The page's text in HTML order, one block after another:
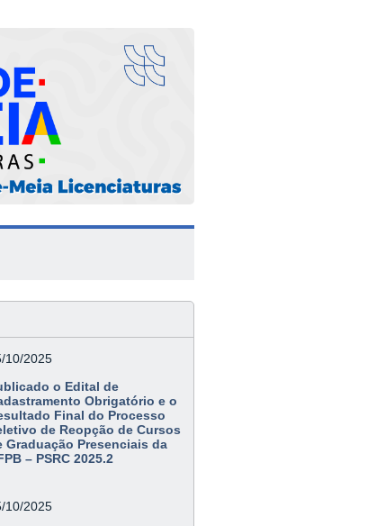
10/2025
o Edital de
Obrigatório e o
Final do Processo
de Reopção de Cursos
Graduação Presenciais da
– PSRC 2025.2
10/2025